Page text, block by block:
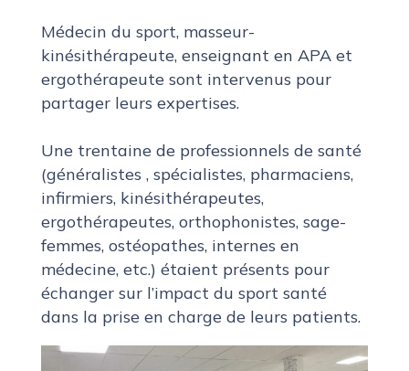
Médecin du sport, masseur-
kinésithérapeute, enseignant en APA et
ergothérapeute sont intervenus pour
partager leurs expertises.
Une trentaine de professionnels de santé
(généralistes , spécialistes, pharmaciens,
infirmiers, kinésithérapeutes,
ergothérapeutes, orthophonistes, sage-
femmes, ostéopathes, internes en
médecine, etc.) étaient présents pour
échanger sur l’impact du sport santé
dans la prise en charge de leurs patients.